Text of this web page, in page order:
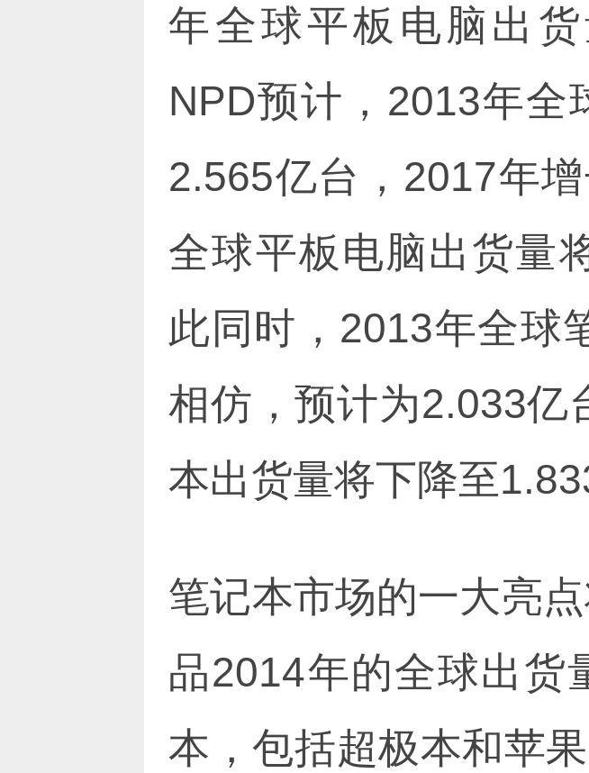
年全球平板电脑出
NPD预计，2013年全
2.565亿台，2017年
全球平板电脑出货量
此同时，2013年全球
相仿，预计为2.033亿
本出货量将下降至
笔记本市场的一大亮
品2014年的全球出货
本，包括超极本和苹